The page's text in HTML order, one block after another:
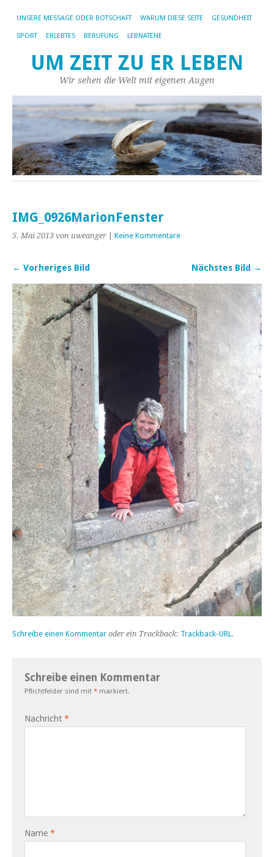
UNSERE MESSAGE ODER BOTSCHAFT WARUM DIESE SEITE GESUNDHEIT
SPORT ERLEBTES BERUFUNG LEBNATENE
UM ZEIT ZU ER LEBEN
Wir sehen die Welt mit eigenen Augen
IMG_0926MarionFenster
5. Mai 2013 von uweanger | Keine Kommentare
← Vorheriges Bild Nächstes Bild →
Schreibe einen Kommentar oder ein Trackback: Trackback-URL.
Schreibe einen Kommentar
Pflichtfelder sind mit * markiert.
Nachricht *
Name *